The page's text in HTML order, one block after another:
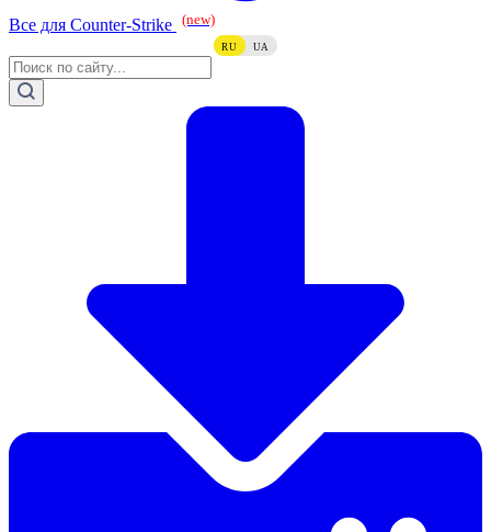
Все для Counter-Strike (new)
RU UA